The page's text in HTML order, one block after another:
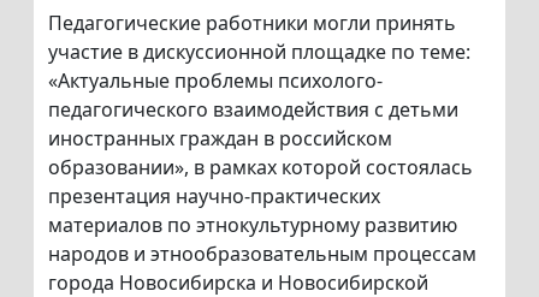
Педагогические работники могли принять
участие в дискуссионной площадке по теме:
«Актуальные проблемы психолого-
педагогического взаимодействия с детьми
иностранных граждан в российском
образовании», в рамках которой состоялась
презентация научно-практических
материалов по этнокультурному развитию
народов и этнообразовательным процессам
города Новосибирска и Новосибирской